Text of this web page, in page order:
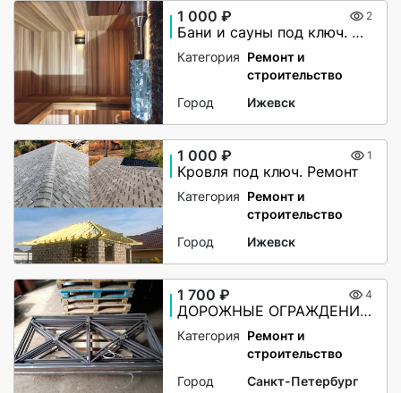
1 000 ₽ 2
Бани и сауны под ключ. Ремонт
Категория Ремонт и
строительство
Город
Ижевск
1 000 ₽ 1
Кровля под ключ. Ремонт
Категория Ремонт и
строительство
Город
Ижевск
1 700 ₽ 4
ДОРОЖНЫЕ ОГРАЖДЕНИЯ ПО-1
Категория Ремонт и
строительство
Город
Санкт-Петербург